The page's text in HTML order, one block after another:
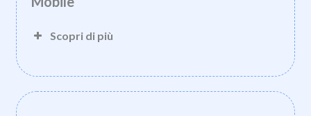
Scopri di più